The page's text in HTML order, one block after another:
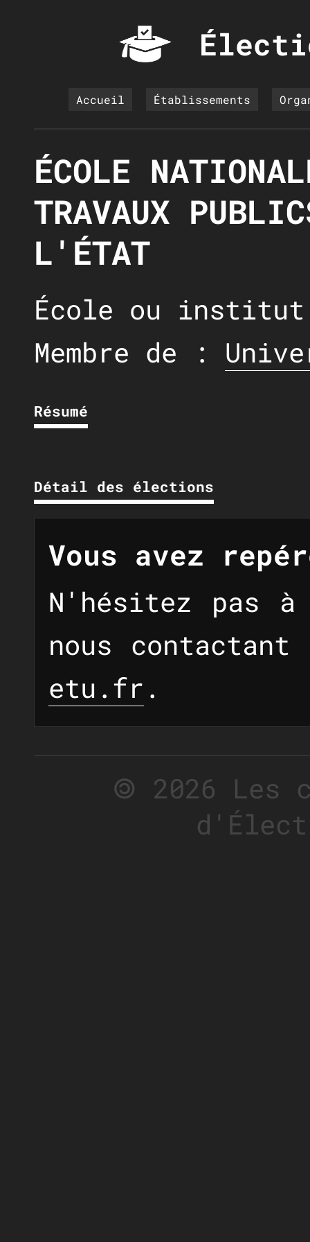
Accueil Établissements
ÉCOLE
TRAVAUX
L'ÉTAT
École ou
Membre de :
Résumé
Détail des élections
Vous avez
N'hésitez pas
nous
etu.fr .
🄯 2026 Les